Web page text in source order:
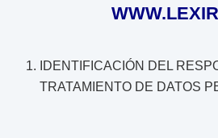
IDENTIFICACIÓN DEL
TRATAMIENTO DE DATOS